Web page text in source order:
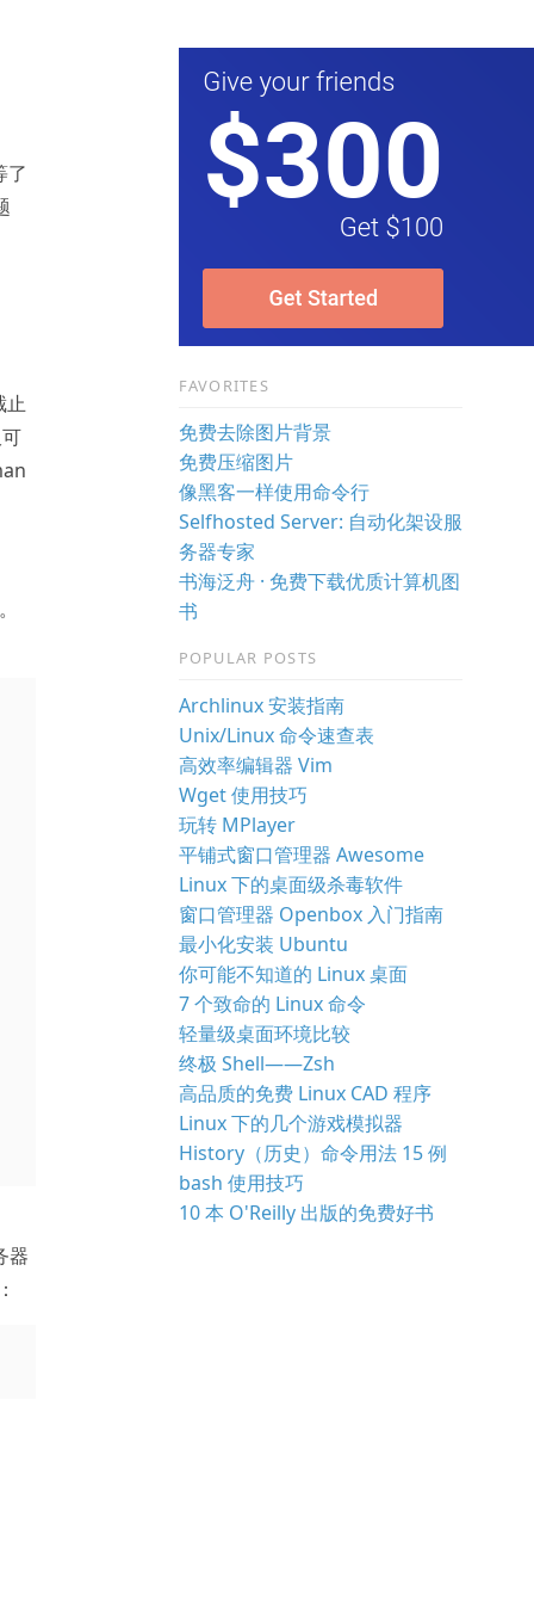
了
止
器
FAVORITES
免费去除图片背景
免费压缩图片
像黑客一样使用命令行
Selfhosted Server: 自动化架设服
务器专家
书海泛舟 · 免费下载优质计算机图
书
POPULAR POSTS
Archlinux 安装指南
Unix/Linux 命令速查表
高效率编辑器 Vim
Wget 使用技巧
玩转 MPlayer
平铺式窗口管理器 Awesome
Linux 下的桌面级杀毒软件
窗口管理器 Openbox 入门指南
最小化安装 Ubuntu
你可能不知道的 Linux 桌面
7 个致命的 Linux 命令
轻量级桌面环境比较
终极 Shell——Zsh
高品质的免费 Linux CAD 程序
Linux 下的几个游戏模拟器
History（历史）命令用法 15 例
bash 使用技巧
10 本 O'Reilly 出版的免费好书